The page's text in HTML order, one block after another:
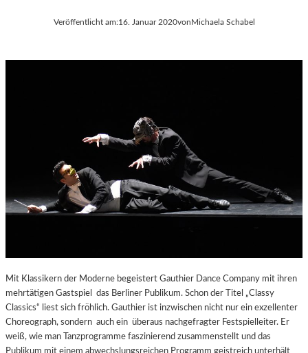
Veröffentlicht am:16. Januar 2020von Michaela Schabel
Mit Klassikern der Moderne begeistert Gauthier Dance Company mit ihren
mehrtätigen Gastspiel das Berliner Publikum. Schon der Titel „Classy
Classics“ liest sich fröhlich. Gauthier ist inzwischen nicht nur ein exzellenter
Choreograph, sondern auch ein überaus nachgefragter Festspielleiter. Er
weiß, wie man Tanzprogramme faszinierend zusammenstellt und das
Publikum mit einem abwechslungsreichen Programm geistreich unterhält